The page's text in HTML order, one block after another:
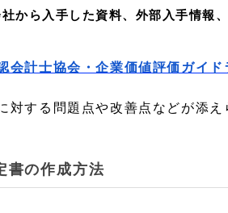
から入手した資料、外部入手情報
会計士協会・企業価値評価ガイ
対する問題点や改善点などが添え
書の作成方法